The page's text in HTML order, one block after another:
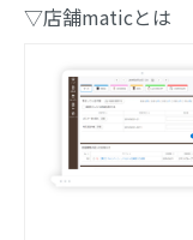
▽店舗maticとは